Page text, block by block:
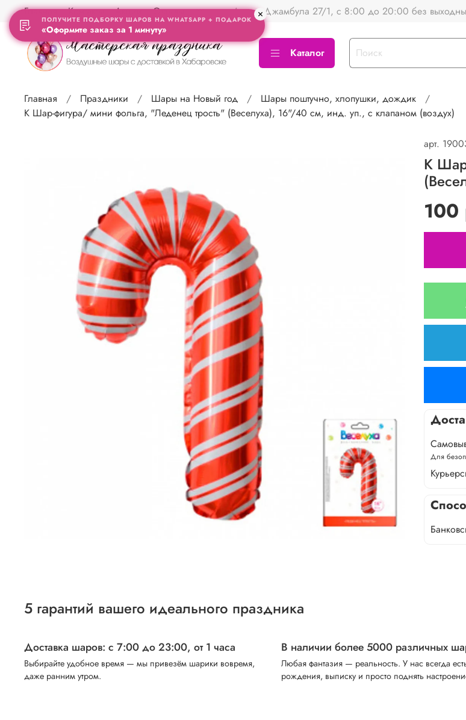
Главная Контакты Акции Отзывы Адрес Джамбула 27/1, с 8:00 до 20:00 без
Каталог
Главная Праздники Шары на Новый год
Шары поштучно, хлопушки, дождик
К Шар-фигура/ мини фольга, "Леденец трость" (Веселуха), 16"/40 см, инд. уп., с клапаном (воздух)
арт.
К
100
Для
5 гарантий вашего идеального праздника
Доставка шаров: с 7:00 до 23:00, от 1 часа
Выбирайте удобное время — мы привезём шарики вовремя,
даже ранним утром.
В наличии более 5000 различных
Любая фантазия — реальность. У нас всегда
рождения, выписку и просто поднять
ПОЛУЧИТЕ ПОДБОРКУ ШАРОВ НА WHATSAPP + ПОДАРОК
«Оформите заказ за 1 минуту»